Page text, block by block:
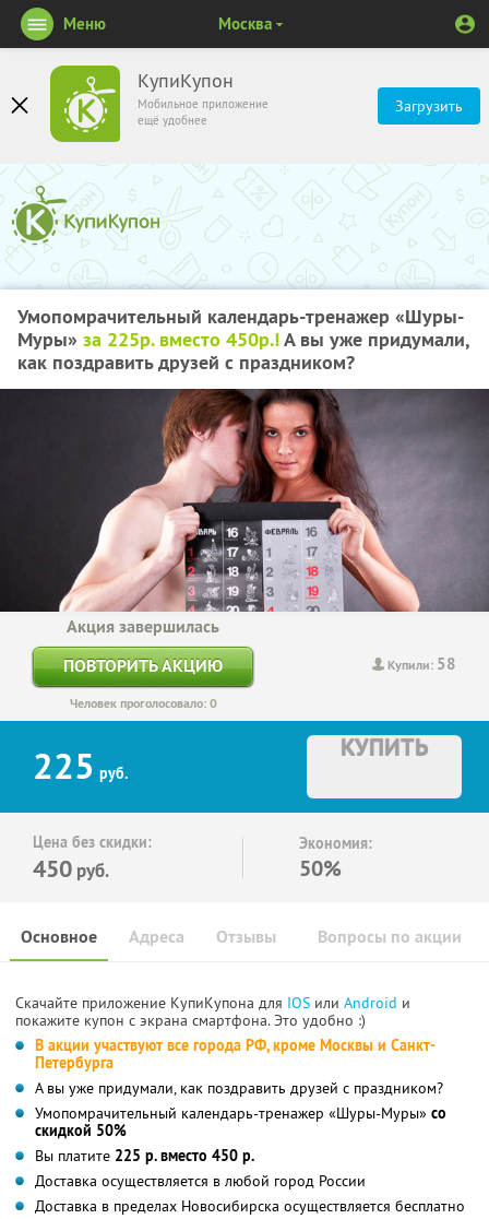
КупиКупон
Мобильное приложение
ещё удобнее
Загрузить
Меню Москва
Умопомрачительный календарь-тренажер «Шуры-
Муры» за 225р. вместо 450р.!А вы уже придумали,
как поздравить друзей с праздником?
Купили: 58
Акция завершилась
ПОВТОРИТЬ АКЦИЮ
Человек проголосовало: 0
225 руб.
КУПИТЬ
Цена без скидки:
450 руб.
Экономия:
50%
Основное Отзывы Вопросы по акции
Адреса
Скачайте приложение КупиКупона для IOS или Android и
покажите купон с экрана смартфона. Это удобно :)
В акции участвуют все города РФ, кроме Москвы и Санкт-
Петербурга
А вы уже придумали, как поздравить друзей с праздником?
Умопомрачительный календарь-тренажер «Шуры-Муры» со
скидкой 50%
Вы платите 225 р. вместо 450 р.
Доставка осуществляется в любой город России
Доставка в пределах Новосибирска осуществляется бесплатно